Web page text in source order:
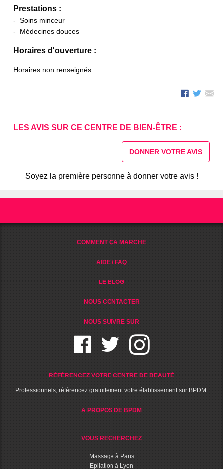
Prestations :
Soins minceur
Médecines douces
Horaires d'ouverture :
Horaires non renseignés
LES AVIS SUR CE CENTRE DE BIEN-ÊTRE :
DONNER VOTRE AVIS
Soyez la première personne à donner votre avis !
COMMENT ÇA MARCHE
AIDE / FAQ
LE BLOG
NOUS CONTACTER
NOUS SUIVRE SUR
RÉFÉRENCEZ VOTRE CENTRE DE BEAUTÉ
Professionnels, référencez gratuitement votre établissement sur BPDM.
A PROPOS DE BPDM
VOUS RECHERCHEZ
Massage à Paris
Epilation à Lyon